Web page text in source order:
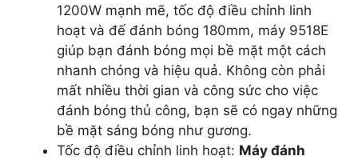
1200W mạnh mẽ, tốc độ điều chỉnh linh
hoạt và đế đánh bóng 180mm, máy 9518E
giúp bạn đánh bóng mọi bề mặt một cách
nhanh chóng và hiệu quả. Không còn phải
mất nhiều thời gian và công sức cho việc
đánh bóng thủ công, bạn sẽ có ngay những
bề mặt sáng bóng như gương.
Tốc độ điều chỉnh linh hoạt: Máy đánh